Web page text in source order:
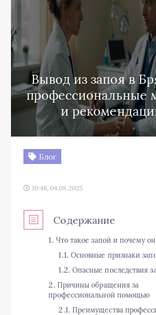
Вывод из запоя в
профессиональные
и
Блог
10:48, 04.08.2025
Содержание
Что такое запой и почему
Основные признаки
Опасные последствия
Причины обращения за
профессиональной помощью
Преимущества